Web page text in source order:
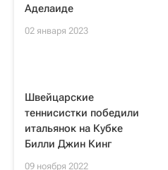
Аделаиде
02 января 2023
Швейцарские
теннисистки победили
итальянок на Кубке
Билли Джин Кинг
09 ноября 2022